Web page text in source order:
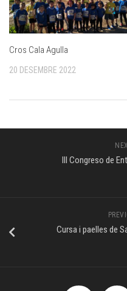
Cros Cala Agulla
20 DESEMBRE 2022
III Congreso de
Cursa i paelles de